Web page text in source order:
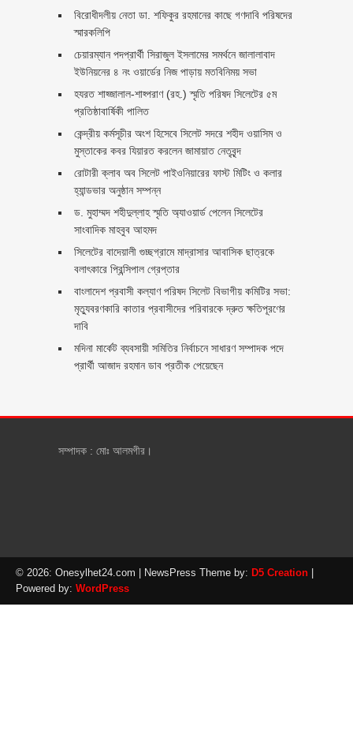
বিরোধীদলীয় নেতা ডা. শফিকুর রহমানের কাছে গণদাবি পরিষদের
স্মারকলিপি ‎
চেয়ারম্যান পদপ্রার্থী সিরাজুল ইসলামের সমর্থনে জালালাবাদ
ইউনিয়নের ৪ নং ওয়ার্ডের নিজ পাড়ায় মতবিনিময় সভা
হযরত শাহ্জালাল-শাহ্পরাণ (রহ.) স্মৃতি পরিষদ সিলেটের ৫ম
প্রতিষ্ঠাবার্ষিকী পালিত ‎​
কেন্দ্রীয় কর্মসূচীর অংশ হিসেবে সিলেট সদরে শহীদ ওয়াসিম ও
মুস্তাকের কবর যিয়ারত করলেন জামায়াত নেতৃবৃন্দ ‎
রোটারী ক্লাব অব সিলেট পাইওনিয়ারের ফাস্ট মিটিং ও কলার
হ্যান্ডভার অনুষ্ঠান সম্পন্ন
ড. মুহাম্মদ শহীদুল্লাহ স্মৃতি অ্যাওয়ার্ড পেলেন সিলেটের
সাংবাদিক মাহবুব আহমদ
সিলেটের বাদেয়ালী গুচ্ছগ্রামে মাদ্রাসার আবাসিক ছাত্রকে
বলাৎকারে প্রিন্সিপাল গ্রেপ্তার ‎
বাংলাদেশ প্রবাসী কল্যাণ পরিষদ সিলেট বিভাগীয় কমিটির সভা:
মৃত্যুবরণকারি কাতার প্রবাসীদের পরিবারকে দ্রুত ক্ষতিপূরণের
দাবি
মদিনা মার্কেট ব্যবসায়ী সমিতির নির্বাচনে সাধারণ সম্পাদক পদে
প্রার্থী আজাদ রহমান ডাব প্রতীক পেয়েছেন ‎
সম্পাদক : মোঃ আলমগীর।
© 2026: Onesylhet24.com | NewsPress Theme by: D5 Creation
Powered by: WordPress